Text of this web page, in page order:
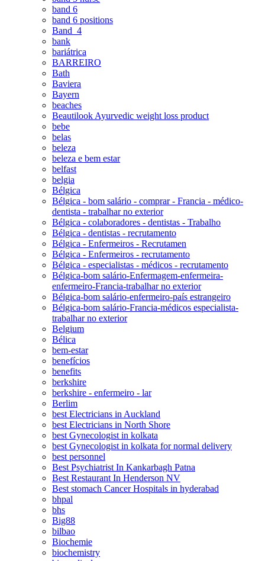
band 6
band 6 positions
Band_4
bank
bariátrica
BARREIRO
Bath
Baviera
Bayern
beaches
Beautilook Ayurvedic weight loss product
bebe
belas
beleza
beleza e bem estar
belfast
belgia
Bélgica
Bélgica - bom salário - comprar - Francia - médico-
dentista - trabalhar no exterior
Bélgica - colaboradores - dentistas - Trabalho
Bélgica - dentistas - recrutamento
Bélgica - Enfermeiros - Recrutamen
Bélgica - Enfermeiros - recrutamento
Bélgica - especialistas - médicos - recrutamento
Bélgica-bom salário-Enfermagem-enfermeira-
enfermeiro-Francia-trabalhar no exterior
Bélgica-bom salário-enfermeiro-país estrangeiro
Bélgica-bom salário-Francia-médicos especialista-
trabalhar no exterior
Belgium
Bélica
bem-estar
benefícios
benefits
berkshire
berkshire - enfermeiro - lar
Berlim
best Electricians in Auckland
best Electricians in North Shore
best Gynecologist in kolkata
best Gynecologist in kolkata for normal delivery
best personnel
Best Psychiatrist In Kankarbagh Patna
Best Restaurant In Henderson NV
Best stomach Cancer Hospitals in hyderabad
bhpal
bhs
Big88
bilbao
Biochemie
biochemistry